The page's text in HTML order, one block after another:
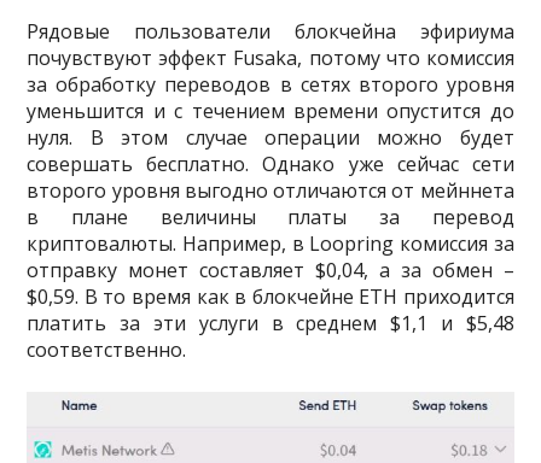
Рядовые пользователи блокчейна эфириума
почувствуют эффект Fusaka, потому что комиссия
за обработку переводов в сетях второго уровня
уменьшится и с течением времени опустится до
нуля. В этом случае операции можно будет
совершать бесплатно. Однако уже сейчас сети
второго уровня выгодно отличаются от мейннета
в плане величины платы за перевод
криптовалюты. Например, в Loopring комиссия за
отправку монет составляет $0,04, а за обмен –
$0,59. В то время как в блокчейне ETH приходится
платить за эти услуги в среднем $1,1 и $5,48
соответственно.